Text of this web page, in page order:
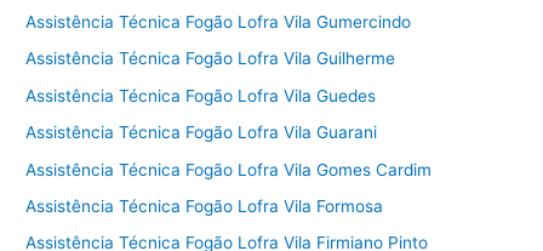
Assistência Técnica Fogão Lofra Vila Gumercindo
Assistência Técnica Fogão Lofra Vila Guilherme
Assistência Técnica Fogão Lofra Vila Guedes
Assistência Técnica Fogão Lofra Vila Guarani
Assistência Técnica Fogão Lofra Vila Gomes Cardim
Assistência Técnica Fogão Lofra Vila Formosa
Assistência Técnica Fogão Lofra Vila Firmiano Pinto